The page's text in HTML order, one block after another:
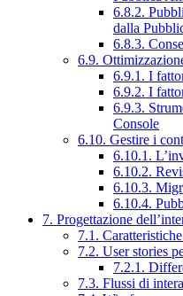
6.8.2.
dalla
6.8.3.
6.9.
6.9.1. I
6.9.2. I
6.9.3.
Console
6.10. Gestire i
6.10.1.
6.10.2.
6.10.3.
6.10.4.
7. Progettazione
7.1.
7.2. User stories
7.2.1.
7.3. Flussi di